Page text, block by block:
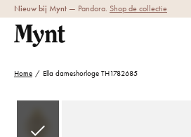
Nieuw bij Mynt — Pandora. Shop de collectie
Home / Ella dameshorloge TH1782685